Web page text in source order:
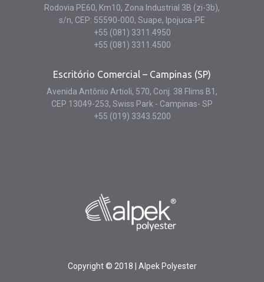
Rodovia PE60, Km10, Zona Industrial 3B (zi-3b),
s/n, CEP: 55590-000, Suape, Ipojuca-PE
+55 (081) 3311.4950
+55 (081) 3311.4500
Escritório Comercial – Campinas (SP)
Avenida Antônio Artioli, 570, Conj. 38 Flims B1,
CEP 13049-253, Swiss Park - Campinas- SP
+55 (019) 3343.5200
Copyright © 2018 | Alpek Polyester